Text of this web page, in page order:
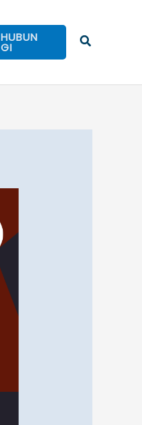
HUBUN
GI Cari